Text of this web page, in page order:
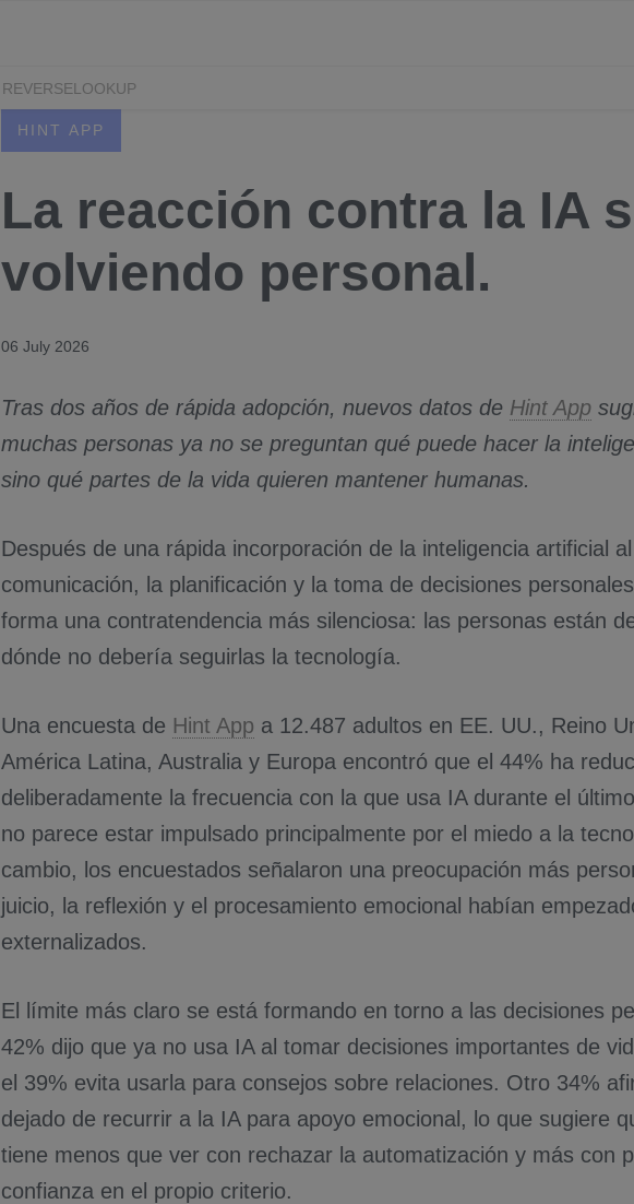
REVERSELOOKUP
HINT APP
La reacción contra la IA
volviendo personal.
06 July 2026
Tras dos años de rápida adopción, nuevos datos de Hint App
muchas personas ya no se preguntan qué puede hacer la
sino qué partes de la vida quieren mantener humanas.
Después de una rápida incorporación de la inteligencia artificial
comunicación, la planificación y la toma de decisiones
forma una contratendencia más silenciosa: las personas están
dónde no debería seguirlas la tecnología.
Una encuesta de Hint App a 12.487 adultos en EE. UU., Reino
América Latina, Australia y Europa encontró que el 44% ha
deliberadamente la frecuencia con la que usa IA durante el
no parece estar impulsado principalmente por el miedo a la
cambio, los encuestados señalaron una preocupación más
juicio, la reflexión y el procesamiento emocional habían
externalizados.
El límite más claro se está formando en torno a las decisiones
42% dijo que ya no usa IA al tomar decisiones importantes de
el 39% evita usarla para consejos sobre relaciones. Otro 34%
dejado de recurrir a la IA para apoyo emocional, lo que sugiere
tiene menos que ver con rechazar la automatización y más con
confianza en el propio criterio.